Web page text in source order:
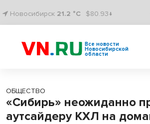
Новосибирск 21.2 °C $80.93↓
Все новости
Новосибирской
области
ОБЩЕСТВО
«Сибирь» неожиданно
аутсайдеру КХЛ на